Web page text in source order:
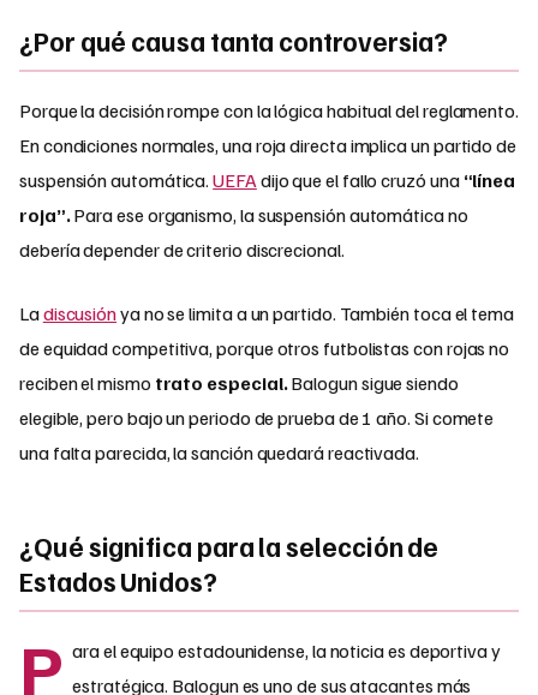
¿Por qué causa tanta controversia?
Porque la decisión rompe con la lógica habitual del reglamento.
En condiciones normales, una roja directa implica un partido de
suspensión automática.UEFAdijo que el fallo cruzó una“línea
roja”.Para ese organismo, la suspensión automática no
debería depender de criterio discrecional.
Ladiscusiónya no se limita a un partido. También toca el tema
de equidad competitiva, porque otros futbolistas con rojas no
reciben el mismo trato especial.Balogun sigue siendo
elegible, pero bajo un periodo de prueba de 1 año. Si comete
una falta parecida, la sanción quedará reactivada.
¿Qué significa para la selección de
Estados Unidos?
P ara el equipo estadounidense, la noticia es deportiva y
estratégica. Balogun es uno de sus atacantes más